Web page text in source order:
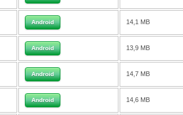
Android 14,1 MB
Android 13,9 MB
Android 14,7 MB
Android 14,6 MB